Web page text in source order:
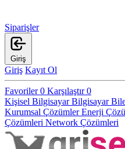
Siparişler
Giriş
Giriş Kayıt Ol
Favoriler0 Karşılaştır0
Kişisel BilgisayarBilgisayar
Kurumsal ÇözümlerEnerji
Çözümleri Network Çözümleri